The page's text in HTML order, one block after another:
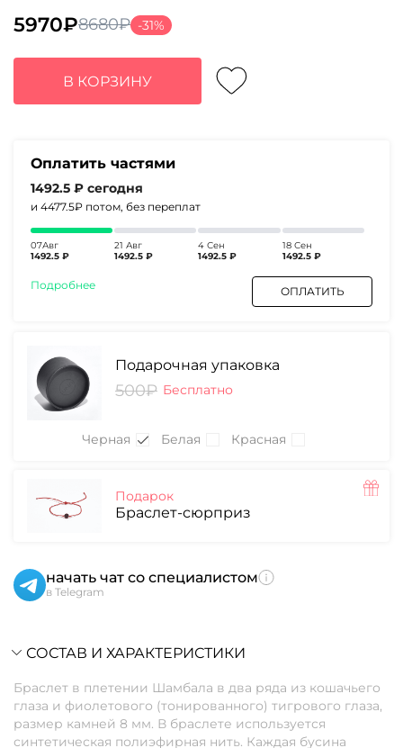
8680₽
Первоначальная
цена
составляла
8680₽.
5970₽
Текущая
цена:
5970₽.
-31%
В КОРЗИНУ
Оплатить частями
1492.5 ₽ сегодня
и 4477.5₽ потом, без переплат
07Авг
1492.5 ₽
21 Авг
1492.5 ₽
4 Сен
1492.5 ₽
18 Сен
1492.5 ₽
Подробнее ОПЛАТИТЬ
Подарочная упаковка
500₽ Бесплатно
Черная Белая Красная
Подарок
Браслет-сюрприз
начать чат со специалистом
в Telegram
СОСТАВ И ХАРАКТЕРИСТИКИ
Браслет в плетении Шамбала в два ряда из кошачьего
глаза и фиолетового (тонированного) тигрового глаза,
размер камней 8 мм. В браслете используется
синтетическая полиэфирная нить. Каждая бусина